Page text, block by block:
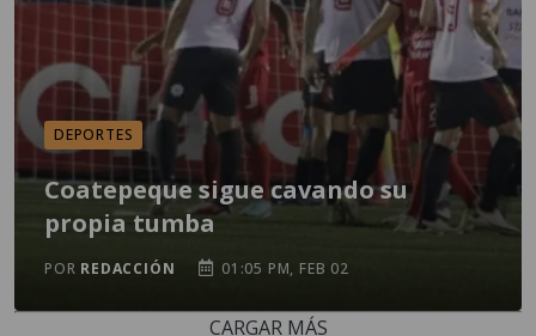
DEPORTES
Coatepeque sigue cavando su
propia tumba
POR REDACCIÓN 01:05 PM, FEB 02
CARGAR MÁS